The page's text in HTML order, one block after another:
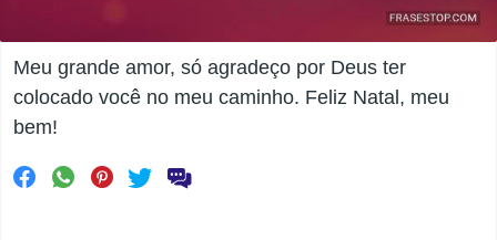
Meu grande amor, só agradeço por Deus ter
colocado você no meu caminho. Feliz Natal, meu
bem!